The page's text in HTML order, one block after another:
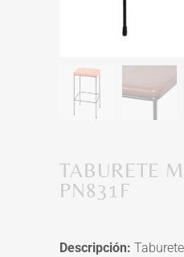
TABURETE
PN831F
Descripción: